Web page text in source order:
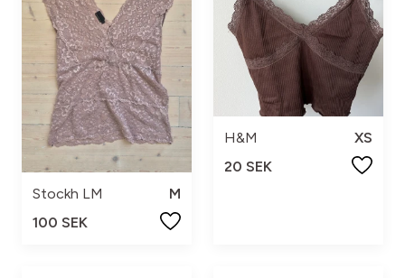
Stockh LM
M
100 SEK
H&M
XS
20 SEK